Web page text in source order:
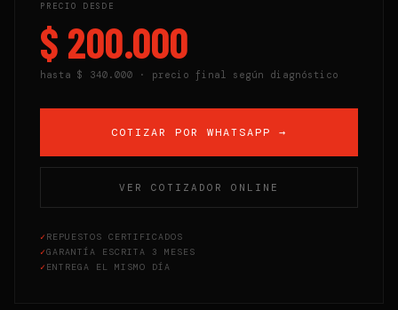
PRECIO DESDE
$ 200.000
hasta $ 340.000 · precio final según diagnóstico
COTIZAR POR WHATSAPP →
VER COTIZADOR ONLINE
✓ REPUESTOS CERTIFICADOS
✓GARANTÍA ESCRITA 3 MESES
✓ ENTREGA EL MISMO DÍA